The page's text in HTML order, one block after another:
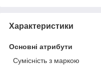
Характеристики
Основні атрибути
Сумісність з маркою